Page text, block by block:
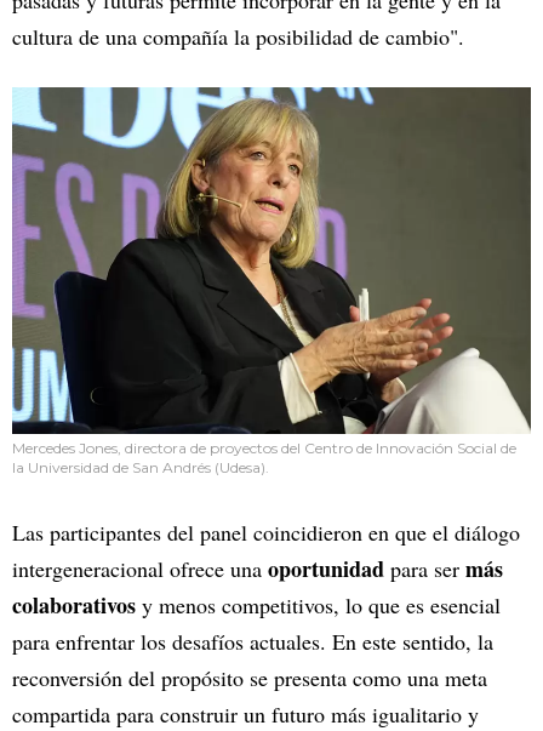
cultura de una compañía la posibilidad de cambio".
Mercedes Jones, directora de proyectos del Centro de Innovación Social de
la Universidad de San Andrés (Udesa).
Las participantes del panel coincidieron en que el diálogo
intergeneracional ofrece una oportunidad para ser más
colaborativos y menos competitivos, lo que es esencial
para enfrentar los desafíos actuales. En este sentido, la
reconversión del propósito se presenta como una meta
compartida para construir un futuro más igualitario y